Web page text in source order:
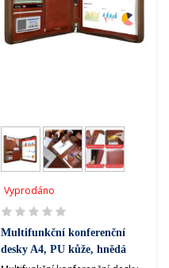
Vyprodáno
Multifunkční konferenční
desky A4, PU kůže, hnědá